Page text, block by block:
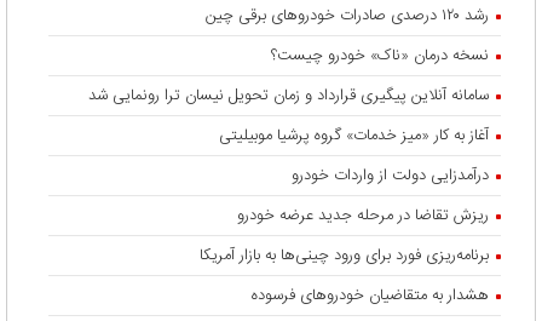
رشد ۱۲۰ درصدی صادرات خودروهای برقی چین
نسخه درمان «ناک» خودرو چیست؟
سامانه آنلاین پیگیری قرارداد‌ و زمان تحویل نیسان ترا رونمایی شد
آغاز به کار «میز خدمات» گروه پرشیا موبیلیتی
درآمدزایی دولت از واردات خودرو
ریزش تقاضا در مرحله جدید عرضه خودرو
برنامه‌ریزی فورد برای ورود چینی‌ها به بازار آمریکا
هشدار به متقاضیان خودروهای فرسوده